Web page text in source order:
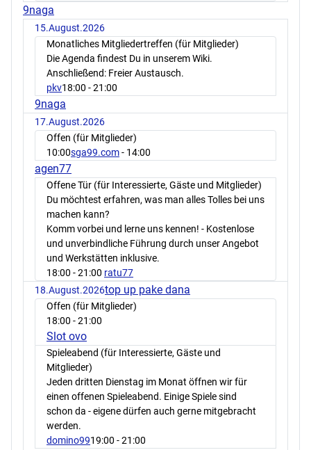
9naga
15.August.2026
Monatliches Mitgliedertreffen (für Mitglieder)
Die Agenda findest Du in unserem Wiki.
Anschließend: Freier Austausch.
pkv18:00 - 21:00
9naga
17.August.2026
Offen (für Mitglieder)
10:00sga99.com- 14:00
agen77
Offene Tür (für Interessierte, Gäste und Mitglieder)
Du möchtest erfahren, was man alles Tolles bei uns
machen kann?
Komm vorbei und lerne uns kennen! - Kostenlose
und unverbindliche Führung durch unser Angebot
und Werkstätten inklusive.
18:00 - 21:00 ratu77
18.August.2026top up pake dana
Offen (für Mitglieder)
18:00 - 21:00
Slot ovo
Spieleabend (für Interessierte, Gäste und
Mitglieder)
Jeden dritten Dienstag im Monat öffnen wir für
einen offenen Spieleabend. Einige Spiele sind
schon da - eigene dürfen auch gerne mitgebracht
werden.
domino9919:00 - 21:00